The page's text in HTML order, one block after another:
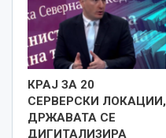
КРАЈ ЗА 20
СЕРВЕРСКИ ЛОКАЦИИ,
ДРЖАВАТА СЕ
ДИГИТАЛИЗИРА